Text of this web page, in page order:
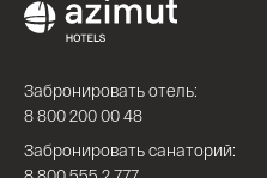
Забронировать отель:
8 800 200 00 48
Забронировать санаторий: